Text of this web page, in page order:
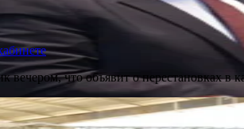
что объявит о перестановках в